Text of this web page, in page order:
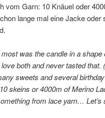
vom Garn: 10 Knäuel oder
lange mal eine Jacke
was the candle in a
both and never tasted that.
sweets and several
skeins or 4000m of Merino
from lace yarn…